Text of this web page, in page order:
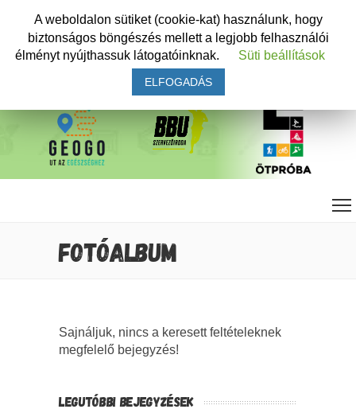
FOTÓALBUM
Sajnáljuk, nincs a keresett feltételeknek
megfelelő bejegyzés!
LEGUTÓBBI BEJEGYZÉSEK
A weboldalon sütiket (cookie-kat) használunk, hogy
biztonságos böngészés mellett a legjobb felhasználói
élményt nyújthassuk látogatóinknak.
Süti beállítások
ELFOGADÁS